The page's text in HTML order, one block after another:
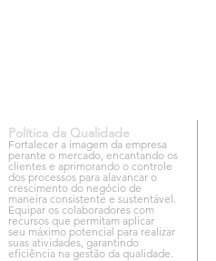
Política da Qualidade
Fortalecer a imagem da empresa
perante o mercado, encantando os
clientes e aprimorando o controle
dos processos para alavancar o
crescimento do negócio de
maneira consistente e sustentável.
Equipar os colaboradores com
recursos que permitam aplicar
seu máximo potencial para realizar
suas atividades, garantindo
eficiência na gestão da qualidade.